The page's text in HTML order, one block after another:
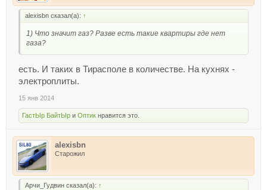
alexisbn сказал(а): ↑
1) Что значит газ? Разве есть такие квартиры где нет
газа?
есть. И таких в Тирасполе в количестве. На кухнях -
электроплиты.
15 янв 2014
ГастЫр БайтЫр и Оптик нравится это.
alexisbn
Старожил
Арчи_Гудвин сказал(а): ↑